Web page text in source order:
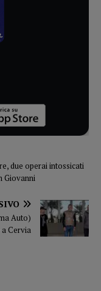
due operai intossicati
Giovanni
Auto)
Cervia